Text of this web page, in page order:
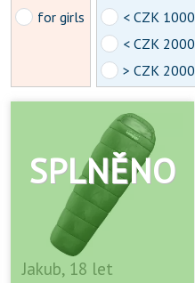
for girls
< CZK 1000
< CZK 2000
> CZK 2000
Jakub, 18 let